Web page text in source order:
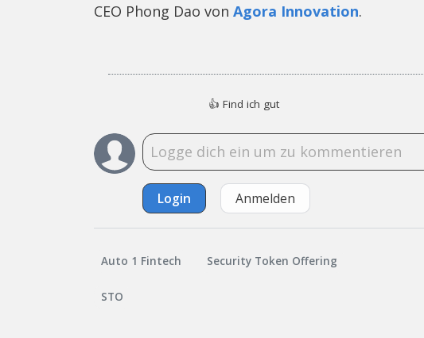
CEO Phong Dao von Agora Innovation.
👍 Find ich gut
Login Anmelden
Auto 1 Fintech Security Token Offering
STO